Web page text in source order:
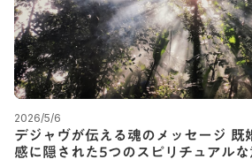
2026/5/6
デジャヴが伝える魂のメッセージ
感に隠された5つのスピリチュアル